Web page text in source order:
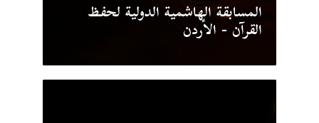
المسابقة الهاشمية الدولية لحفظ
القرآن - الأردن